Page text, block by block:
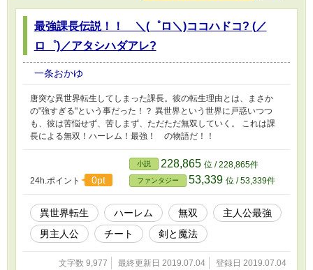
最強課長伝説！！ ＼(゜ロ＼)ココハドコ? (／
ロ゜)／アタシハダアレ?
一条おかゆ
唐突な異世界転生してしまった課長。彼の転生理由とは、まさか
の"強すぎる"という事だった！？ 異世界という世界に戸惑いつつ
も、彼は苦悩せず、苦しまず、ただただ無双していく。 これは課
長による無双！ハーレム！最強！ の物語だ！！
24h.ポイント 0pt
小説 228,865 位 / 228,865件
ファンタジー 53,339 位 / 53,339件
異世界転生 ハーレム 無双
主人公最強
男主人公
チート 剣と魔法
文字数 9,977 最終更新日 2019.07.04 登録日 2019.07.04